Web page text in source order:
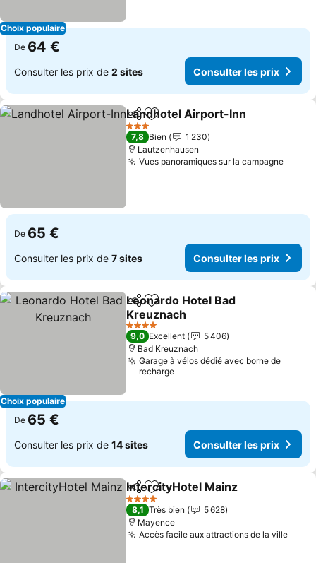
Choix populaire
De 64 €
Consulter les prix de 2 sites Consulter les prix
PartagerAjouter à mes favoris
Landhotel Airport-Inn
3 Étoiles
7,8 Bien
1 230
Lautzenhausen
Vues panoramiques sur la campagne
De 65 €
Consulter les prix de 7 sites Consulter les prix
Choix populaire
PartagerAjouter à mes favoris
Leonardo Hotel Bad
Kreuznach
Consulter les prix
4 Étoiles
9,0 Excellent
5 406
Bad Kreuznach
Garage à vélos dédié avec borne de
recharge
De 65 €
Consulter les prix de 14 sites Consulter les prix
PartagerAjouter à mes favoris
IntercityHotel Mainz
4 Étoiles
8,1 Très bien
5 628
Mayence
Accès facile aux attractions de la ville